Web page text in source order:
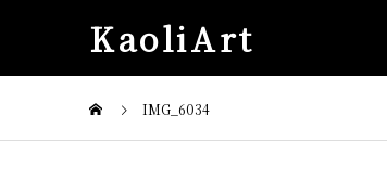
KaoliArt
IMG_6034